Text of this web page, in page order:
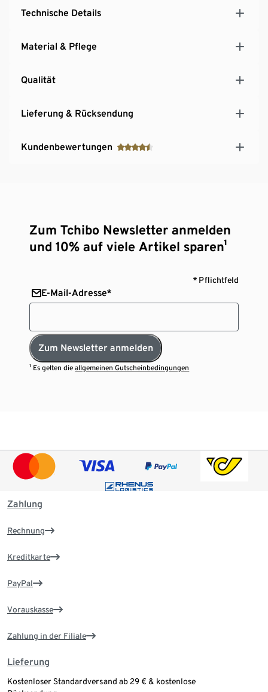
Technische Details
Material & Pflege
Qualität
Lieferung & Rücksendung
Kundenbewertungen
Zum Tchibo Newsletter anmelden
und 10% auf viele Artikel sparen¹
* Pflichtfeld
E-Mail-Adresse*
Zum Newsletter anmelden
¹ Es gelten dieallgemeinen Gutscheinbedingungen
Zahlung
Rechnung
Kreditkarte
PayPal
Vorauskasse
Zahlung in der Filiale
Lieferung
Kostenloser Standardversand ab 29 € & kostenlose